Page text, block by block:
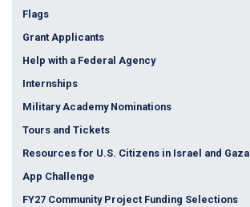
Flags
Grant Applicants
Help with a Federal Agency
Internships
Military Academy Nominations
Tours and Tickets
Resources for U.S. Citizens in Israel and Gaza
App Challenge
FY27 Community Project Funding Selections